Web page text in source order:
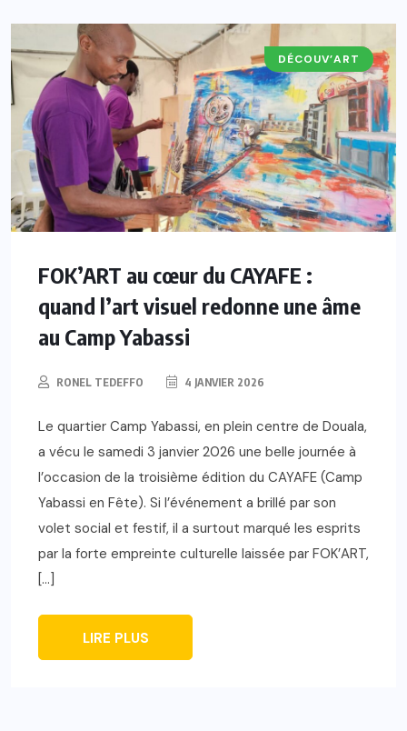
A LA UNE
ACTUALITÉS
DÉCOUV’ART
FOK’ART au cœur du CAYAFE :
quand l’art visuel redonne une âme
au Camp Yabassi
RONEL TEDEFFO 4 JANVIER 2026
Le quartier Camp Yabassi, en plein centre de Douala,
a vécu le samedi 3 janvier 2026 une belle journée à
l’occasion de la troisième édition du CAYAFE (Camp
Yabassi en Fête). Si l’événement a brillé par son
volet social et festif, il a surtout marqué les esprits
par la forte empreinte culturelle laissée par FOK’ART,
[…]
LIRE PLUS